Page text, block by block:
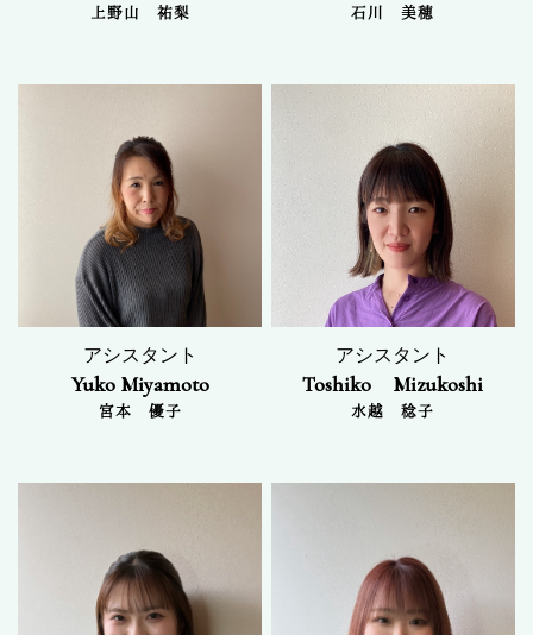
上野山 祐梨 石川 美穂
アシスタント
Yuko Miyamoto
宮本 優子
アシスタント
Toshiko Mizukoshi
水越 稔子